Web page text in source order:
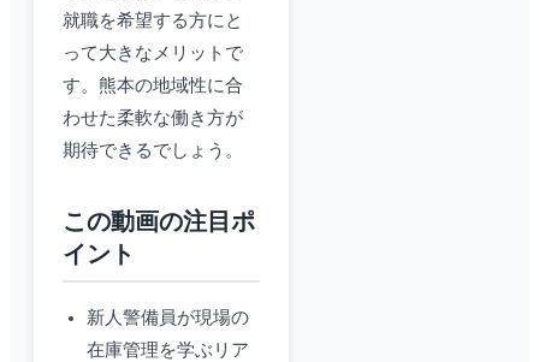
就職を希望する方にと
って大きなメリットで
す。熊本の地域性に合
わせた柔軟な働き方が
期待できるでしょう。
この動画の注目ポ
イント
新人警備員が現場の
在庫管理を学ぶリア